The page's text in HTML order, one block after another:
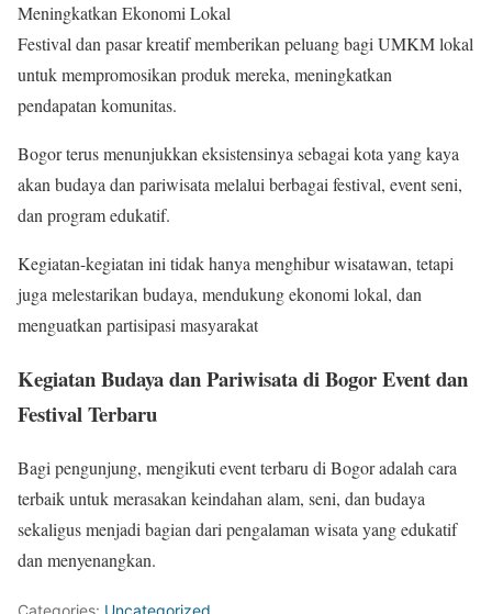
Meningkatkan Ekonomi Lokal
Festival dan pasar kreatif memberikan peluang bagi UMKM lokal
untuk mempromosikan produk mereka, meningkatkan
pendapatan komunitas.
Bogor terus menunjukkan eksistensinya sebagai kota yang kaya
akan budaya dan pariwisata melalui berbagai festival, event seni,
dan program edukatif.
Kegiatan-kegiatan ini tidak hanya menghibur wisatawan, tetapi
juga melestarikan budaya, mendukung ekonomi lokal, dan
menguatkan partisipasi masyarakat
Kegiatan Budaya dan Pariwisata di Bogor Event dan
Festival Terbaru
Bagi pengunjung, mengikuti event terbaru di Bogor adalah cara
terbaik untuk merasakan keindahan alam, seni, dan budaya
sekaligus menjadi bagian dari pengalaman wisata yang edukatif
dan menyenangkan.
Categories: Uncategorized